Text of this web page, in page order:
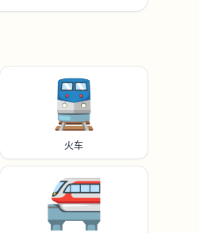
🚆
火车
🚝